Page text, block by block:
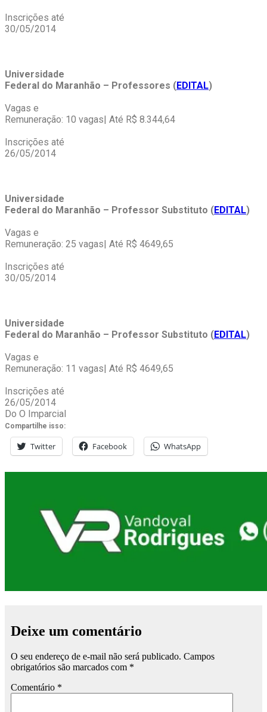
Inscrições até
30/05/2014
Universidade
Federal do Maranhão – Professores (EDITAL)
Vagas e
Remuneração: 10 vagas| Até R$ 8.344,64
Inscrições até
26/05/2014
Universidade
Federal do Maranhão – Professor Substituto (EDITAL)
Vagas e
Remuneração: 25 vagas| Até R$ 4649,65
Inscrições até
30/05/2014
Universidade
Federal do Maranhão – Professor Substituto (EDITAL)
Vagas e
Remuneração: 11 vagas| Até R$ 4649,65
Inscrições até
26/05/2014
Do O Imparcial
Compartilhe isso:
Twitter Facebook WhatsApp
Deixe um comentário
O seu endereço de e-mail não será publicado. Campos
obrigatórios são marcados com *
Comentário *